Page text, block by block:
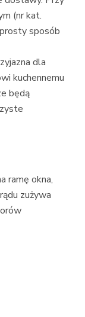
(nr kat.
sposób
dla
kuchennemu
będą
ramę okna,
zużywa